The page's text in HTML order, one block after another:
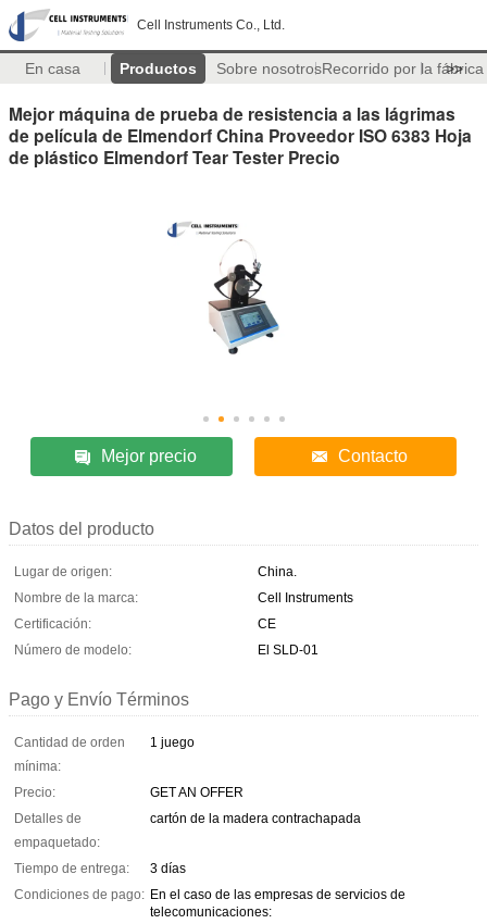
Cell Instruments Co., Ltd.
En casa Productos Sobre nosotrosRecorrido por la fábrica
>>
Mejor máquina de prueba de resistencia a las lágrimas
de película de Elmendorf China Proveedor ISO 6383 Hoja
de plástico Elmendorf Tear Tester Precio
Mejor precio Contacto
Datos del producto
Lugar de origen:
China.
Nombre de la marca:
Cell Instruments
Certificación:
CE
Número de modelo:
El SLD-01
Pago y Envío Términos
Cantidad de orden
mínima:
1 juego
Precio:
GET AN OFFER
Detalles de
empaquetado:
cartón de la madera contrachapada
Tiempo de entrega:
3 días
Condiciones de pago: En el caso de las empresas de servicios de
telecomunicaciones: